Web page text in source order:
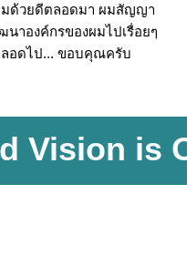
ด้วยดีตลอดมา ผมสัญญา
าองค์กรของผมไปเรื่อยๆ
ลอดไป... ขอบคุณครับ
is